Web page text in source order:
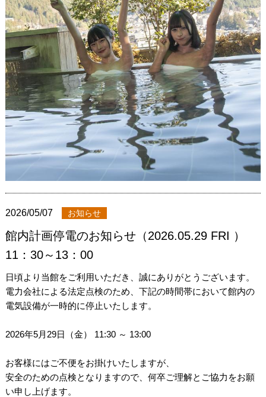
2026/05/07 お知らせ
館内計画停電のお知らせ（2026.05.29 FRI ）
11：30～13：00
日頃より当館をご利用いただき、誠にありがとうございます。
電力会社による法定点検のため、下記の時間帯において館内の
電気設備が一時的に停止いたします。
2026年5月29日（金） 11:30 ～ 13:00
お客様にはご不便をお掛けいたしますが、
安全のための点検となりますので、何卒ご理解とご協力をお願
い申し上げます。